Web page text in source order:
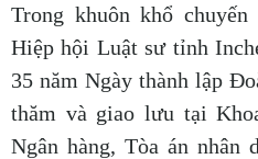
Trong khuôn khổ
Hiệp hội Luật sư tỉnh
35 năm Ngày thành lập
thăm và giao lưu tại
Ngân hàng, Tòa án nhân